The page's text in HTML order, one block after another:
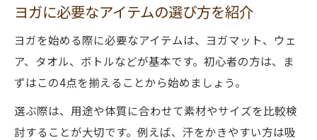
ヨガに必要なアイテムの選び方を紹介
ヨガを始める際に必要なアイテムは、ヨガマット、ウェ
ア、タオル、ボトルなどが基本です。初心者の方は、ま
ずはこの4点を揃えることから始めましょう。
選ぶ際は、用途や体質に合わせて素材やサイズを比較検
討することが大切です。例えば、汗をかきやすい方は吸